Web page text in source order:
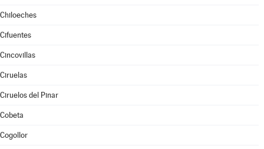
Chiloeches
Cifuentes
Cincovillas
Ciruelas
Ciruelos del Pinar
Cobeta
Cogollor